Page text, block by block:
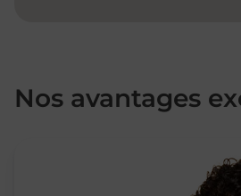
Nos avantages